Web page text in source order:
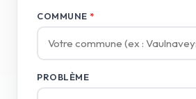
COMMUNE *
PROBLÈME